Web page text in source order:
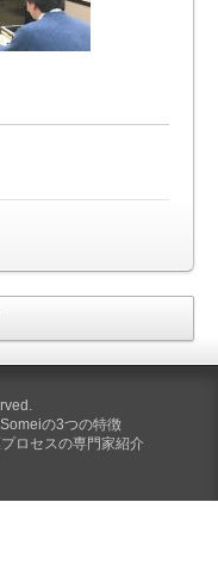
の3つの特徴
ロセスの専門家紹介